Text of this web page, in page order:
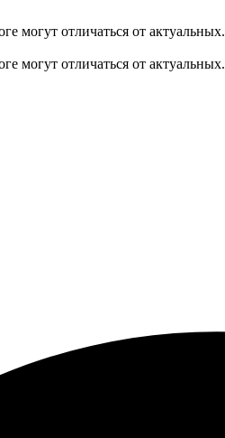
могут отличаться от актуальных.
могут отличаться от актуальных.